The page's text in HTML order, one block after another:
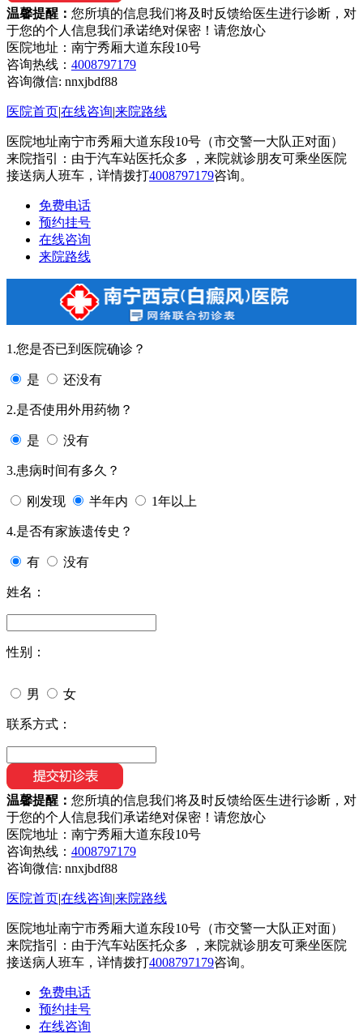
温馨提醒： 您所填的信息我们将及时反馈给医生进行诊断，对
于您的个人信息我们承诺绝对保密！请您放心
医院地址：南宁秀厢大道东段10号
咨询热线： 4008797179
咨询微信: nnxjbdf88
医院首页|在线咨询|来院路线
医院地址南宁市秀厢大道东段10号（市交警一大队正对面）
来院指引：由于汽车站医托众多 ，来院就诊朋友可乘坐医院
接送病人班车，详情拨打4008797179咨询。
免费电话
预约挂号
在线咨询
来院路线
1.您是否已到医院确诊？
是 还没有
2.是否使用外用药物？
是 没有
3.患病时间有多久？
刚发现 半年内 1年以上
4.是否有家族遗传史？
有 没有
姓名：
性别：
男 女
联系方式：
温馨提醒： 您所填的信息我们将及时反馈给医生进行诊断，对
于您的个人信息我们承诺绝对保密！请您放心
医院地址：南宁秀厢大道东段10号
咨询热线： 4008797179
咨询微信: nnxjbdf88
医院首页|在线咨询|来院路线
医院地址南宁市秀厢大道东段10号（市交警一大队正对面）
来院指引：由于汽车站医托众多 ，来院就诊朋友可乘坐医院
接送病人班车，详情拨打4008797179咨询。
免费电话
预约挂号
在线咨询